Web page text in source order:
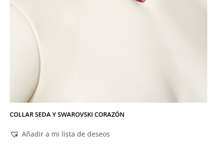
COLLAR SEDA Y SWAROVSKI CORAZÓN
Añadir a mi lista de deseos